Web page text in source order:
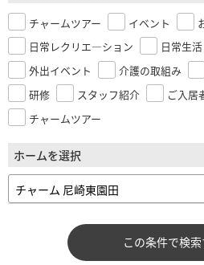
チャームツアー イベント
日常レクリエ―ション
日常生活
外出イベント
介護の取組み
研修
スタッフ紹介 ご入居
チャームツアー
ホームを選択
この条件で検索